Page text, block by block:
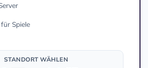
Spiele
STANDORT WÄHLEN